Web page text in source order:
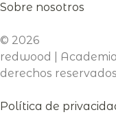
Sobre nosotros
© 2026
redwood |
derechos
Política de